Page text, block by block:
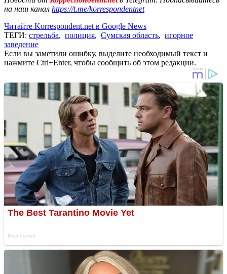
на наш канал https://t.me/korrespondentnet
Читайте Korrespondent.net в Google News
ТЕГИ: стрельба, полиция, Сумская область, игорное
заведение
Если вы заметили ошибку, выделите необходимый текст и
нажмите Ctrl+Enter, чтобы сообщить об этом редакции.